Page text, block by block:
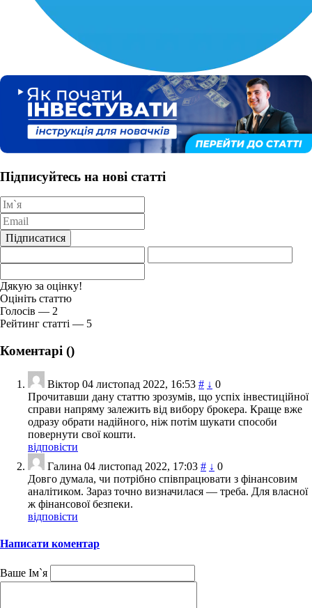
Підписуйтесь на нові статті
Підписатися
Дякую за оцінку!
Оцініть статтю
Голосів — 2
Рейтинг статті — 5
Коментарі ()
Віктор 04 листопад 2022, 16:53 # ↓ 0
Прочитавши дану статтю зрозумів, що успіх інвестиційної
справи напряму залежить від вибору брокера. Краще вже
одразу обрати надійного, ніж потім шукати способи
повернути свої кошти.
відповісти
Галина 04 листопад 2022, 17:03 # ↓ 0
Довго думала, чи потрібно співпрацювати з фінансовим
аналітиком. Зараз точно визначилася — треба. Для власної
ж фінансової безпеки.
відповісти
Написати коментар
Ваше Ім`я